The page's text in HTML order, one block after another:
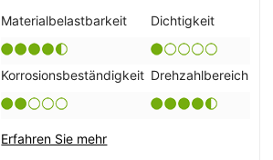
Materialbelastbarkeit
Dichtigkeit
Korrosionsbeständigkeit Drehzahlbereich
Erfahren Sie mehr